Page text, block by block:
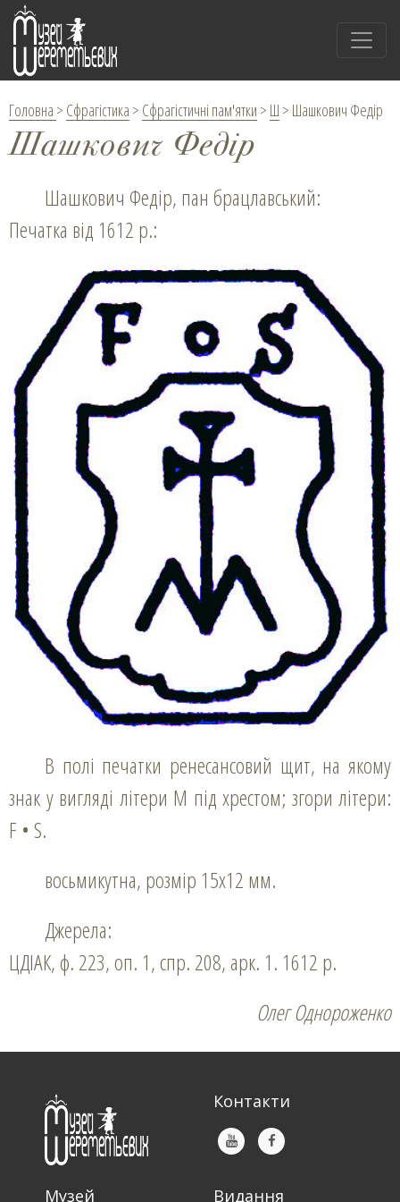
Головна > Сфрагістика > Сфрагістичні пам'ятки > Ш > Шашкович Федір
Шашкович Федір
Шашкович Федір, пан брацлавський:
Печатка від 1612 р.:
В полі печатки ренесансовий щит, на якому
знак у вигляді літери М під хрестом; згори літери:
F • S.
восьмикутна, розмір 15х12 мм.
Джерела:
ЦДІАК, ф. 223, оп. 1, спр. 208, арк. 1. 1612 р.
Олег Однороженко
Контакти
Музей Видання